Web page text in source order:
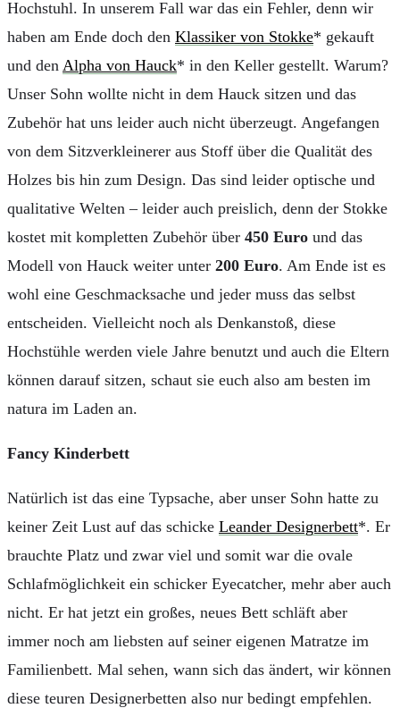
Hochstuhl. In unserem Fall war das ein Fehler, denn wir
haben am Ende doch den Klassiker von Stokke* gekauft
und den Alpha von Hauck* in den Keller gestellt. Warum?
Unser Sohn wollte nicht in dem Hauck sitzen und das
Zubehör hat uns leider auch nicht überzeugt. Angefangen
von dem Sitzverkleinerer aus Stoff über die Qualität des
Holzes bis hin zum Design. Das sind leider optische und
qualitative Welten – leider auch preislich, denn der Stokke
kostet mit kompletten Zubehör über 450 Euro und das
Modell von Hauck weiter unter 200 Euro. Am Ende ist es
wohl eine Geschmacksache und jeder muss das selbst
entscheiden. Vielleicht noch als Denkanstoß, diese
Hochstühle werden viele Jahre benutzt und auch die Eltern
können darauf sitzen, schaut sie euch also am besten im
natura im Laden an.
Fancy Kinderbett
Natürlich ist das eine Typsache, aber unser Sohn hatte zu
keiner Zeit Lust auf das schicke Leander Designerbett*. Er
brauchte Platz und zwar viel und somit war die ovale
Schlafmöglichkeit ein schicker Eyecatcher, mehr aber auch
nicht. Er hat jetzt ein großes, neues Bett schläft aber
immer noch am liebsten auf seiner eigenen Matratze im
Familienbett. Mal sehen, wann sich das ändert, wir können
diese teuren Designerbetten also nur bedingt empfehlen.